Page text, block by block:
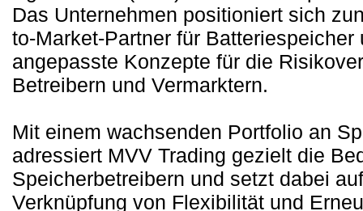
Das Unternehmen positioniert sich
to-Market-Partner für
angepasste Konzepte für die
Betreibern und Vermarktern.
Mit einem wachsenden Portfolio an
adressiert MVV Trading gezielt die
Speicherbetreibern und setzt dabei
Verknüpfung von Flexibilität und